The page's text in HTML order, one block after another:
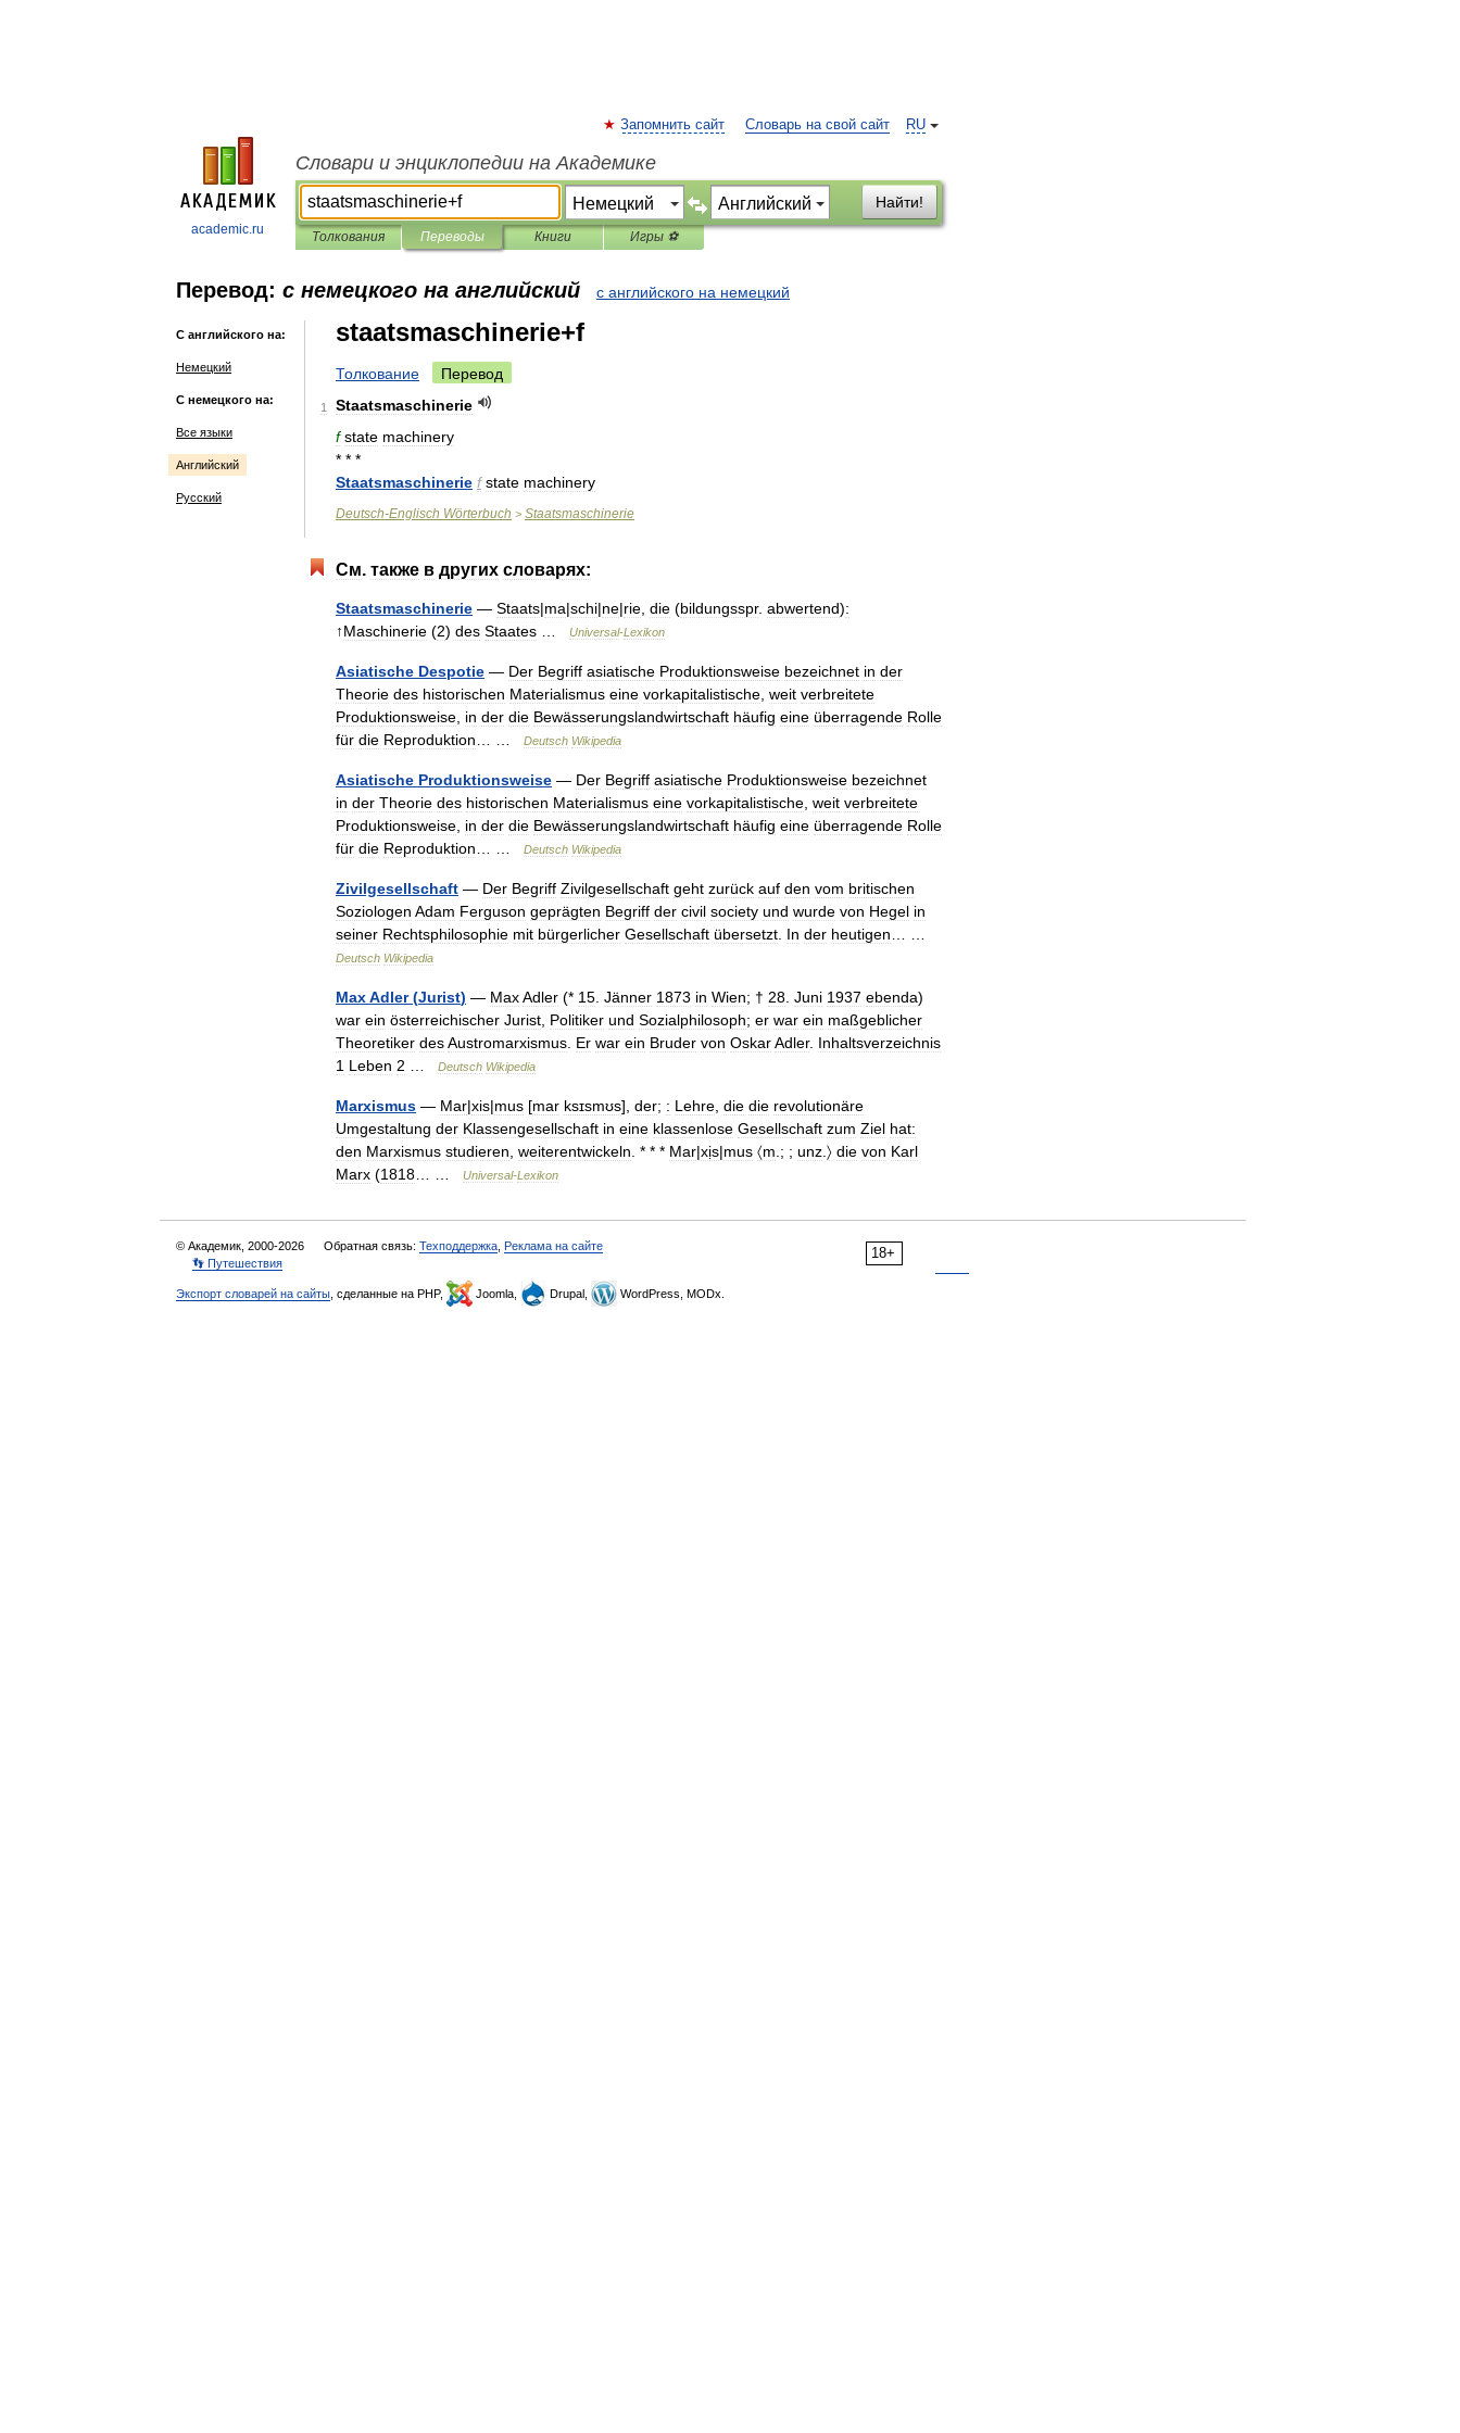
academic.ru
RU
Запомнить сайт Словарь на свой сайт
Словари и энциклопедии на Академике
Найти!
Толкования Переводы Книги Игры ⚽
Перевод: с немецкого на английский с английского на немецкий
С английского на:
Немецкий
С немецкого на:
Все языки
Английский
Русский
staatsmaschinerie+f
Толкование Перевод
1
Staatsmaschinerie
f state machinery
* * *
Staatsmaschinerie f state machinery
Deutsch-Englisch Wörterbuch > Staatsmaschinerie
См. также в других словарях:
Staatsmaschinerie — Staats|ma|schi|ne|rie die (bildungsspr. abwertend):
↑Maschinerie (2) des Staates Universal-Lexikon
Asiatische Despotie — Der Begriff asiatische Produktionsweise bezeichnet in der
Theorie des historischen Materialismus eine vorkapitalistische weit verbreitete
Produktionsweise in der die Bewässerungslandwirtschaft häufig eine überragende Rolle
für die Reproduktion Deutsch Wikipedia
Asiatische Produktionsweise — Der Begriff asiatische Produktionsweise bezeichnet
in der Theorie des historischen Materialismus eine vorkapitalistische weit verbreitete
Produktionsweise in der die Bewässerungslandwirtschaft häufig eine überragende Rolle
für die Reproduktion Deutsch Wikipedia
Zivilgesellschaft — Der Begriff Zivilgesellschaft geht zurück auf den vom britischen
Soziologen Adam Ferguson geprägten Begriff der civil society und wurde von Hegel in
seiner Rechtsphilosophie mit bürgerlicher Gesellschaft übersetzt In der heutigen
Deutsch Wikipedia
MaxAdler(Jurist) — MaxAdler (* 15 Jänner 1873 in Wien; † 28 Juni 1937 ebenda)
war ein österreichischer Jurist Politiker und Sozialphilosoph; er war ein maßgeblicher
Theoretiker desAustromarxismus Er war ein Bruder von OskarAdler. Inhaltsverzeichnis
1 Leben 2 Deutsch Wikipedia
Marxismus — Mar|xis|mus [mar ksɪsmʊs], der; : Lehre die die revolutionäre
Umgestaltung der Klassengesellschaft in eine klassenlose Gesellschaft zum Ziel hat:
den Marxismus studieren weiterentwickeln . * * * Mar|xịs|mus 〈m .; ; unz 〉 die von Karl
Marx (1818 Universal-Lexikon
18+
© Академик, 2000-2026 Обратная связь: Техподдержка Реклама на сайте
👣 Путешествия
Экспорт словарей на сайты , сделанные на PHP, Joomla, Drupal, WordPress, MODx.